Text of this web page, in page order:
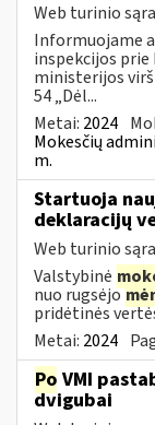
Web turinio
Informuojame
inspekcijos
ministerijos
54 „Dėl...
Metai: 2024
Mokesčių
m.
Startuoja
deklaracijų
Web turinio
Valstybinė
nuo rugsėjo
pridėtinės
Metai: 2024
Po VMI
dvigubai